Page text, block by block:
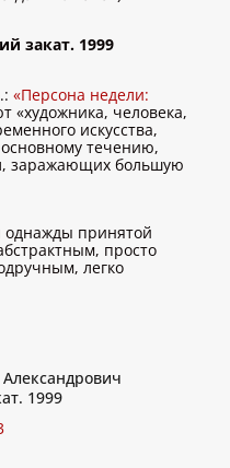
закат. 1999
«Персона недели:
«художника, человека,
искусства,
течению,
заражающих большую
однажды принятой
просто
легко
1999